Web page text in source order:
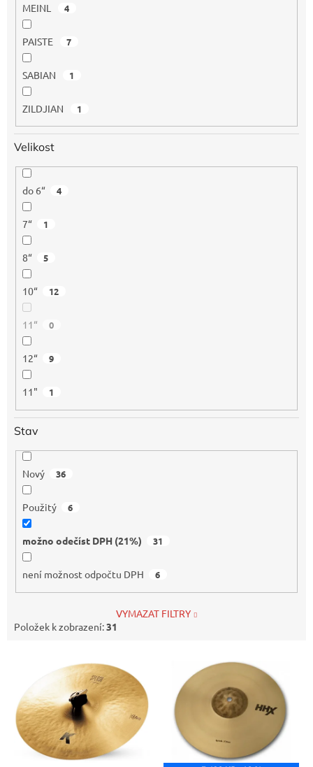
MEINL 4
PAISTE 7
SABIAN 1
ZILDJIAN 1
Velikost
do 6“ 4
7“ 1
8“ 5
10“ 12
11“ 0
12“ 9
11" 1
Stav
Nový 36
Použitý 6
možno odečíst DPH (21%) 31
není možnost odpočtu DPH 6
VYMAZAT FILTRY
Položek k zobrazení:31